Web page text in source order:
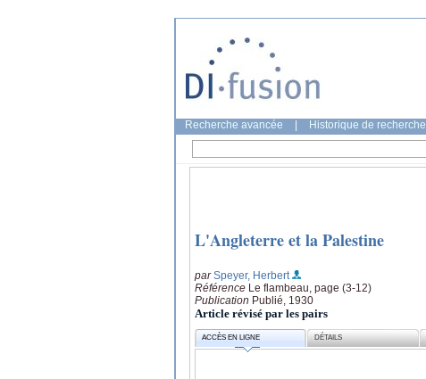
Recherche avancée Historique de recherche
L'Angleterre et la Palestine
parSpeyer, Herbert
Référence Le flambeau, page (3-12)
Publication Publié, 1930
Article révisé par les pairs
ACCÈS EN LIGNE DÉTAILS